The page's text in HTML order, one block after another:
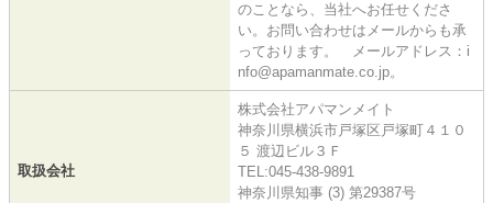
のことなら、当社へお任せくださ
い。お問い合わせはメールからも承
っております。 メールアドレス：i
nfo@apamanmate.co.jp。
取扱会社
株式会社アパマンメイト
神奈川県横浜市戸塚区戸塚町４１０
５ 渡辺ビル３Ｆ
TEL:045-438-9891
神奈川県知事 (3) 第29387号